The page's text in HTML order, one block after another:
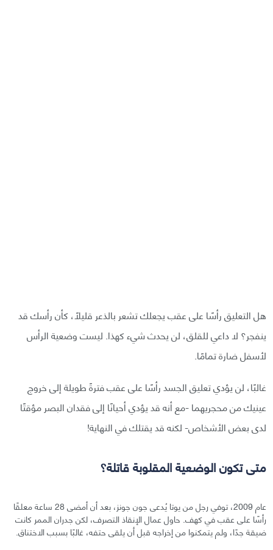
هل التعليق رأسًا على عقب يجعلك تشعر بالذعر قليلًا، كأن رأسك قد
ينفجر؟ لا داعي للقلق، لن يحدث شيء كهذا. ليست وضعية الرأس
لأسفل ضارة تمامًا.
غالبًا، لن يؤدي تعليق الجسد رأسًا على عقب فترةً طويلة إلى خروج
عينيك من محجريهما -مع أنه قد يؤدي أحيانًا إلى فقدان البصر مؤقتًا
لدى بعض الأشخاص- لكنه قد يقتلك في النهاية!
متى تكون الوضعية المقلوبة قاتلة؟
عام 2009، توفي رجل من يوتا يُدعى جون جونز، بعد أن أمضى 28 ساعة معلقًا
رأسًا على عقب في كهف. حاول عمال الإنقاذ التصرف، لكن جدران الممر كانت
ضيقة جدًا، ولم يتمكنوا من إخراجه قبل أن يلقى حتفه، غالبًا بسبب الاختناق.